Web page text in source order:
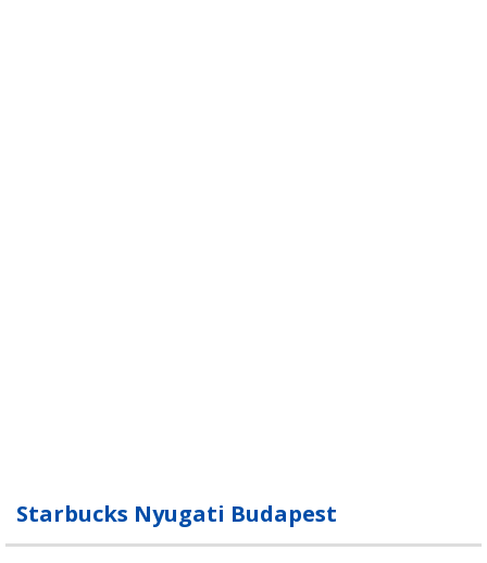
Starbucks Nyugati Budapest